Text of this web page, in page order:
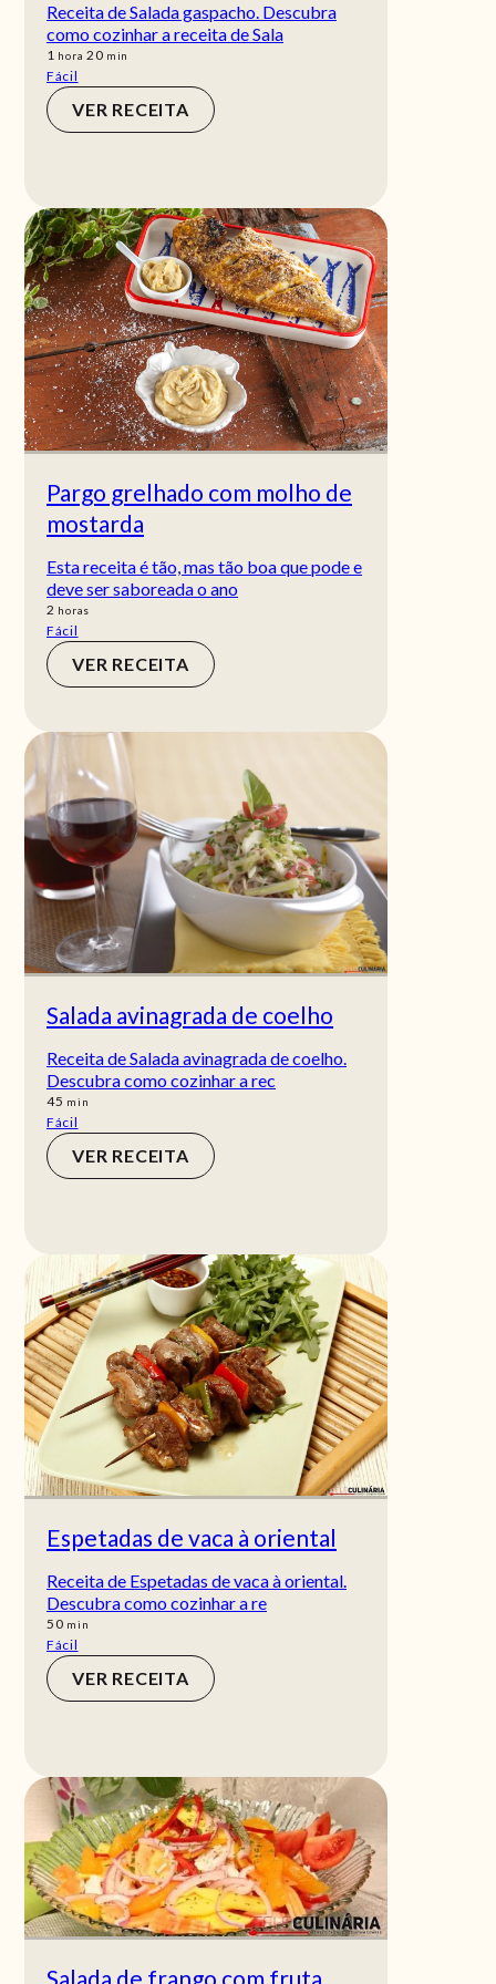
Receita de Salada gaspacho. Descubra
como cozinhar a receita de Sala
1 hora
hora 20min
min
Fácil
VER RECEITA
Pargo grelhado com molho de
mostarda
Esta receita é tão, mas tão boa que pode e
deve ser saboreada o ano
2 horas
horas
Fácil
VER RECEITA
Salada avinagrada de coelho
Receita de Salada avinagrada de coelho.
Descubra como cozinhar a rec
45 min
min
Fácil
VER RECEITA
Espetadas de vaca à oriental
Receita de Espetadas de vaca à oriental.
Descubra como cozinhar a re
50min
min
Fácil
VER RECEITA
Salada de frango com fruta